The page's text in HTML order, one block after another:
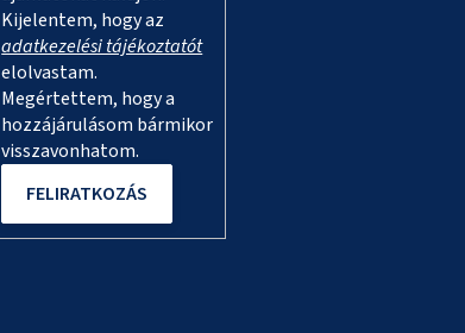
Kijelentem, hogy az
adatkezelési tájékoztatót
elolvastam.
Megértettem, hogy a
hozzájárulásom bármikor
visszavonhatom.
FELIRATKOZÁS